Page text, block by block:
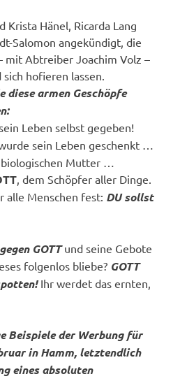
Krista Hänel, Ricarda Lang
Salomon angekündigt, die
mit Abtreiber Joachim Volz –
hofieren lassen.
diese armen Geschöpfe
Leben selbst gegeben!
sein Leben geschenkt …
Mutter …
, dem Schöpfer aller Dinge.
alle Menschen fest: DU sollst
GOTTund seine Gebote
folgenlos bliebe? GOTT
Ihr werdet das ernten,
Beispiele der Werbung für
in Hamm, letztendlich
eines absoluten